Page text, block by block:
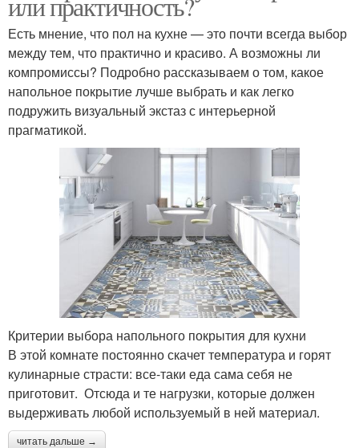
Есть мнение, что пол на кухне — это почти всегда выбор
между тем, что практично и красиво. А возможны ли
компромиссы? Подробно рассказываем о том, какое
напольное покрытие лучше выбрать и как легко
подружить визуальный экстаз с интерьерной
прагматикой.
Критерии выбора напольного покрытия для кухни
В этой комнате постоянно скачет температура и горят
кулинарные страсти: все-таки еда сама себя не
приготовит. Отсюда и те нагрузки, которые должен
выдерживать любой используемый в ней материал.
читать дальше →